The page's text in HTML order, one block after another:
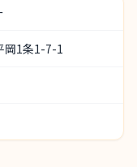
岡1条1-7-1